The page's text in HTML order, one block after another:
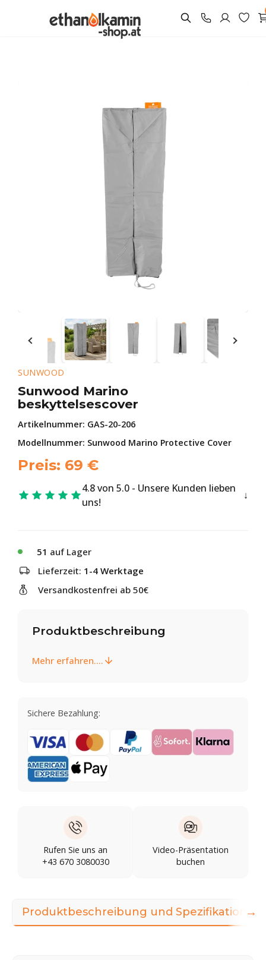
SUNWOOD
Sunwood Marino
beskyttelsescover
Artikelnummer: GAS-20-206
Modellnummer: Sunwood Marino Protective Cover
Preis: 69 €
4.8 von 5.0 - Unsere Kunden lieben
uns!
51 auf Lager
Lieferzeit: 1-4 Werktage
Versandkostenfrei ab 50€
Produktbeschreibung
Mehr erfahren....
Sichere Bezahlung:
Rufen Sie uns an
+43 670 3080030
Video-Präsentation
buchen
Produktbeschreibung und Spezifikationen
→